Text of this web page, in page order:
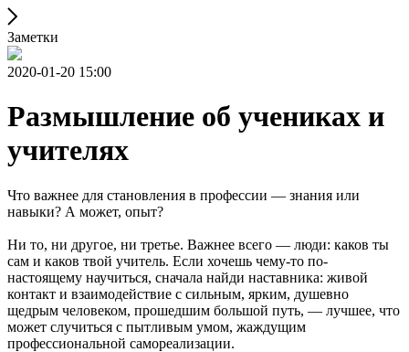
Заметки
2020-01-20 15:00
Размышление об учениках и
учителях
Что важнее для становления в профессии — знания или
навыки? А может, опыт?
Ни то, ни другое, ни третье. Важнее всего — люди: каков ты
сам и каков твой учитель. Если хочешь чему-то по-
настоящему научиться, сначала найди наставника: живой
контакт и взаимодействие с сильным, ярким, душевно
щедрым человеком, прошедшим большой путь, — лучшее, что
может случиться с пытливым умом, жаждущим
профессиональной самореализации.